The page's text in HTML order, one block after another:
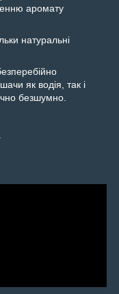
аромату
натуральні
як водія, так і
безшумно.